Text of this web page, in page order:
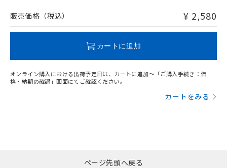
問い合わせください。
販売価格（税込） ¥ 2,580
カートに追加
オンライン購入における出荷予定日は、カートに追加～「ご購入手続き：価
格・納期の確認」画面にてご確認ください。
カートをみる
ページ先頭へ戻る